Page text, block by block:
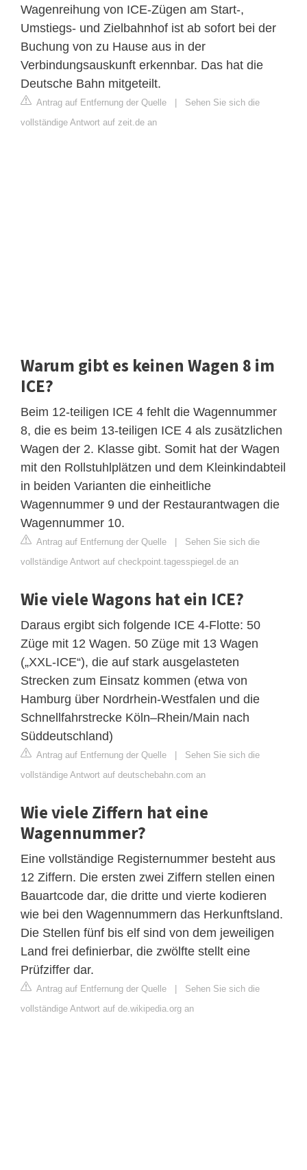
Wagenreihung von ICE-Zügen am Start-,
Umstiegs- und Zielbahnhof ist ab sofort bei der
Buchung von zu Hause aus in der
Verbindungsauskunft erkennbar. Das hat die
Deutsche Bahn mitgeteilt.
Antrag auf Entfernung der Quelle | Sehen Sie sich die
vollständige Antwort auf zeit.de an
Warum gibt es keinen Wagen 8 im
ICE?
Beim 12-teiligen ICE 4 fehlt die Wagennummer
8, die es beim 13-teiligen ICE 4 als zusätzlichen
Wagen der 2. Klasse gibt. Somit hat der Wagen
mit den Rollstuhlplätzen und dem Kleinkindabteil
in beiden Varianten die einheitliche
Wagennummer 9 und der Restaurantwagen die
Wagennummer 10.
Antrag auf Entfernung der Quelle | Sehen Sie sich die
vollständige Antwort auf checkpoint.tagesspiegel.de an
Wie viele Wagons hat ein ICE?
Daraus ergibt sich folgende ICE 4-Flotte: 50
Züge mit 12 Wagen. 50 Züge mit 13 Wagen
(„XXL-ICE“), die auf stark ausgelasteten
Strecken zum Einsatz kommen (etwa von
Hamburg über Nordrhein-Westfalen und die
Schnellfahrstrecke Köln–Rhein/Main nach
Süddeutschland)
Antrag auf Entfernung der Quelle | Sehen Sie sich die
vollständige Antwort auf deutschebahn.com an
Wie viele Ziffern hat eine
Wagennummer?
Eine vollständige Registernummer besteht aus
12 Ziffern. Die ersten zwei Ziffern stellen einen
Bauartcode dar, die dritte und vierte kodieren
wie bei den Wagennummern das Herkunftsland.
Die Stellen fünf bis elf sind von dem jeweiligen
Land frei definierbar, die zwölfte stellt eine
Prüfziffer dar.
Antrag auf Entfernung der Quelle | Sehen Sie sich die
vollständige Antwort auf de.wikipedia.org an